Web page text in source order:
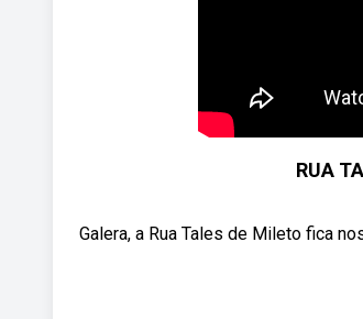
RUA
Galera, a Rua Tales de Mileto fica